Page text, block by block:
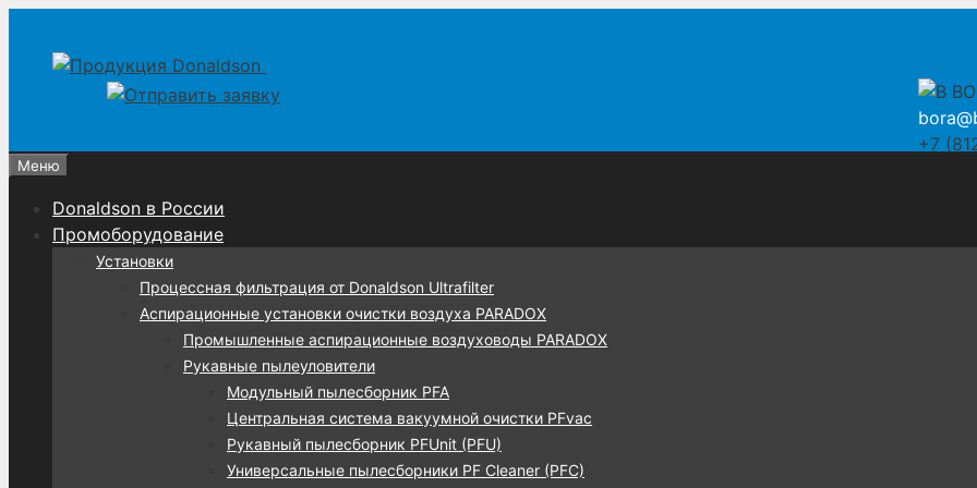
содержимому
содержимому
+7
Меню
Donaldson в России
Промоборудование
Установки
Процессная фильтрация от Donaldson Ultrafilter
Аспирационные установки очистки воздуха PARADOX
Промышленные аспирационные воздуховоды PARADOX
Рукавные пылеуловители
Модульный пылесборник PFA
Центральная система вакуумной очистки PFvac
Рукавный пылесборник PFUnit (PFU)
Универсальные пылесборники PF Cleaner (PFC)